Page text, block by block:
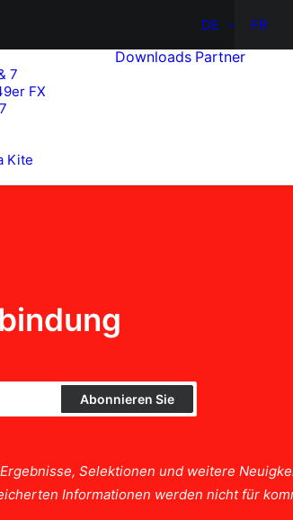
DE FR
7
FX
Kite
Downloads Partner
Selektionen und weitere
Informationen werden nicht für